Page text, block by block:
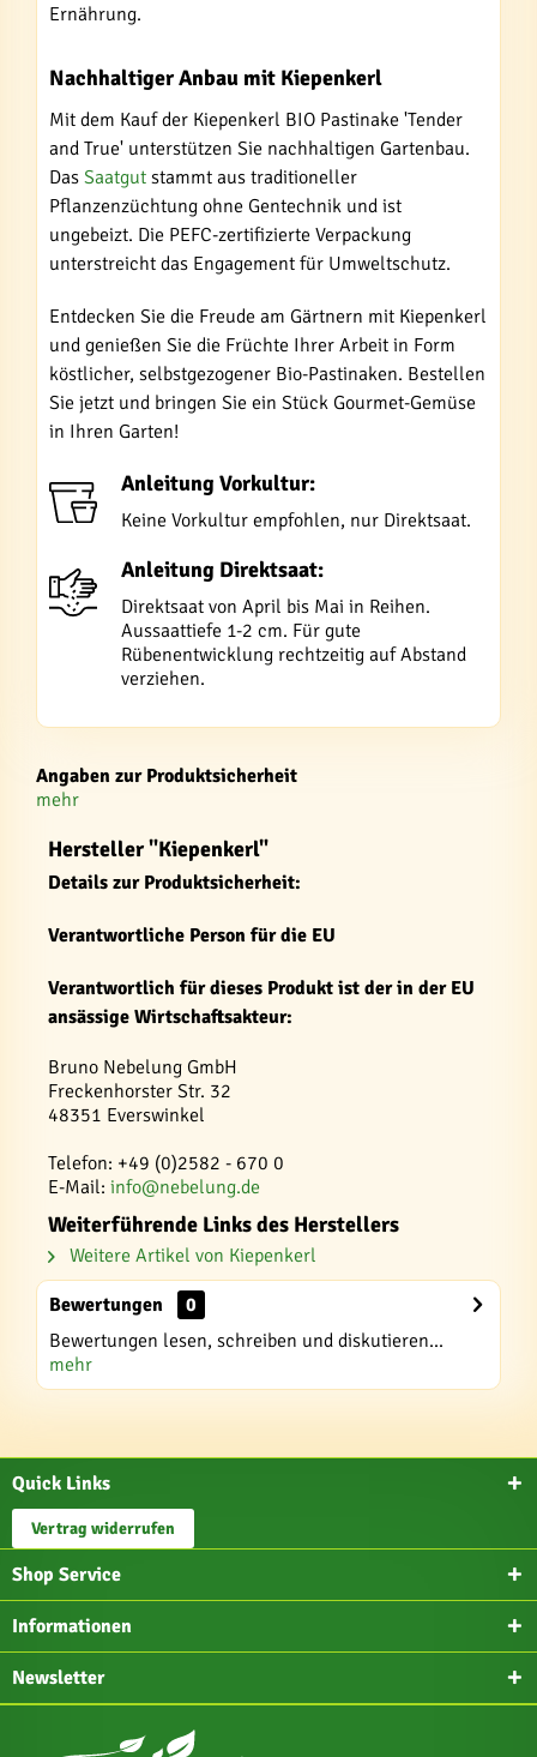
Ernährung.
Nachhaltiger Anbau mit Kiepenkerl
Mit dem Kauf der Kiepenkerl BIO Pastinake 'Tender
and True' unterstützen Sie nachhaltigen Gartenbau.
Das Saatgut stammt aus traditioneller
Pflanzenzüchtung ohne Gentechnik und ist
ungebeizt. Die PEFC-zertifizierte Verpackung
unterstreicht das Engagement für Umweltschutz.
Entdecken Sie die Freude am Gärtnern mit Kiepenkerl
und genießen Sie die Früchte Ihrer Arbeit in Form
köstlicher, selbstgezogener Bio-Pastinaken. Bestellen
Sie jetzt und bringen Sie ein Stück Gourmet-Gemüse
in Ihren Garten!
Anleitung Vorkultur:
Keine Vorkultur empfohlen, nur Direktsaat.
Anleitung Direktsaat:
Direktsaat von April bis Mai in Reihen.
Aussaattiefe 1-2 cm. Für gute
Rübenentwicklung rechtzeitig auf Abstand
verziehen.
Angaben zur Produktsicherheit
mehr
Hersteller "Kiepenkerl"
Details zur Produktsicherheit:
Verantwortliche Person für die EU
Verantwortlich für dieses Produkt ist der in der EU
ansässige Wirtschaftsakteur:
Bruno Nebelung GmbH
Freckenhorster Str. 32
48351 Everswinkel
Telefon: +49 (0)2582 - 670 0
E-Mail: info@nebelung.de
Weiterführende Links des Herstellers
Weitere Artikel von Kiepenkerl
Bewertungen
0
Bewertungen lesen, schreiben und diskutieren...
mehr
Quick Links
Vertrag widerrufen
Shop Service
Informationen
Newsletter